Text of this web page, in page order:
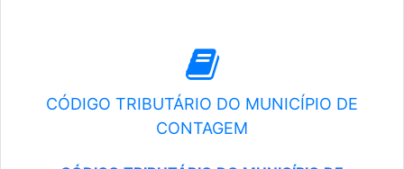
CÓDIGO TRIBUTÁRIO DO MUNICÍPIO DE
CONTAGEM